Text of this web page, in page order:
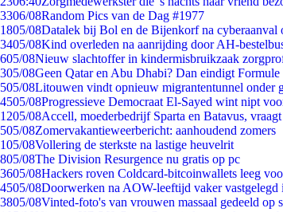
3306/08Random Pics van de Dag #1977
1805/08Datalek bij Bol en de Bijenkorf na cyberaanval
3405/08Kind overleden na aanrijding door AH-
605/08Nieuw slachtoffer in kindermisbruikzaak
305/08Geen Qatar en Abu Dhabi? Dan eindigt
505/08Litouwen vindt opnieuw migrantentunnel onder
4505/08Progressieve Democraat El-Sayed wint nipt
1205/08Accell, moederbedrijf Sparta en Batavus,
505/08Zomervakantieweerbericht: aanhoudend zomers
105/08Vollering de sterkste na lastige heuvelrit
805/08The Division Resurgence nu gratis op pc
3605/08Hackers roven Coldcard-bitcoinwallets leeg
4505/08Doorwerken na AOW-leeftijd vaker vastgelegd
3805/08Vinted-foto's van vrouwen massaal gedeeld op